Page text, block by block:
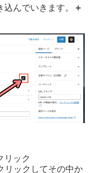
んでいきます。
＋
リック
リックしてその中か